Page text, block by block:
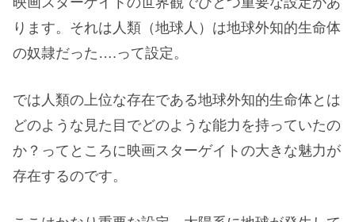
ります。それは人類（地球人）は地球外知的生命体
の奴隷だった….って設定。
では人類の上位な存在である地球外知的生命体とは
どのような見た目でどのような能力を持っていたの
か？ってところに映画スターゲイトの大きな魅力が
存在するのです。